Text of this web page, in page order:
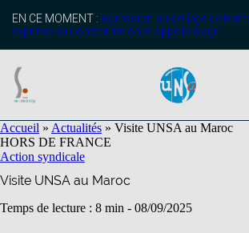
EN CE MOMENT : Agression au collège de
exprime sa consternation et appelle à agir
Accueil » Actualités » Visite UNSA au Maroc
HORS DE FRANCE
Action syndicale
Visite UNSA au Maroc
Temps de lecture : 8 min - 08/09/2025